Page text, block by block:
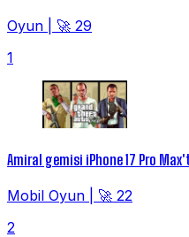
Oyun
🚀 29
1
Amiral gemisi iPhone 17 Pro
Mobil Oyun
🚀 22
2